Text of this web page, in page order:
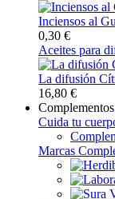
Inciensos al
0,30 €
Aceites para
La difusión
16,80 €
Complementos
Cuida tu
Marcas